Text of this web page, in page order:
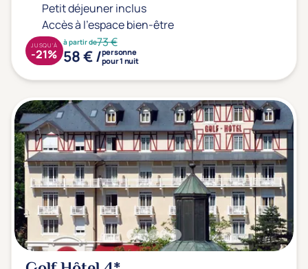
Petit déjeuner inclus
Accès à l'espace bien-être
à partir de73 €
58 € /personne
pour 1 nuit
JUSQU'À
-21%